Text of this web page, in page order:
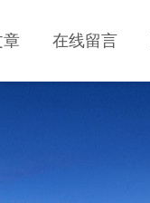
章 在线留言